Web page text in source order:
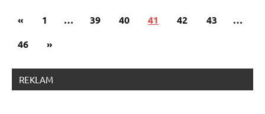
Edebiyat
Seçtikleri
Yazı
sayfalaması
«Önceki
1 … 39 40 41 42 43
…
46
Sonraki
»
REKLAM